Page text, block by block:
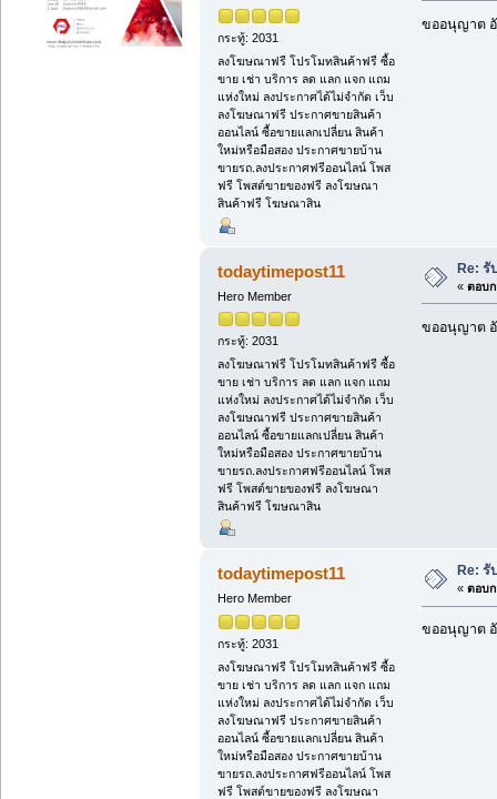
กระทู้: 2031
ลงโฆษณาฟรี โปรโมทสินค้าฟรี ซื้อ
ขาย เช่า บริการ ลด แลก แจก แถม
แห่งใหม่ ลงประกาศได้ไม่จำกัด เว็บ
ลงโฆษณาฟรี ประกาศขายสินค้า
ออนไลน์ ซื้อขายแลกเปลี่ยน สินค้า
ใหม่หรือมือสอง ประกาศขายบ้าน
ขายรถ.ลงประกาศฟรีออนไลน์ โพส
ฟรี โพสต์ขายของฟรี ลงโฆษณา
สินค้าฟรี โฆษณาสิน
ขออนุญาต
todaytimepost11
Hero Member
กระทู้: 2031
ลงโฆษณาฟรี โปรโมทสินค้าฟรี ซื้อ
ขาย เช่า บริการ ลด แลก แจก แถม
แห่งใหม่ ลงประกาศได้ไม่จำกัด เว็บ
ลงโฆษณาฟรี ประกาศขายสินค้า
ออนไลน์ ซื้อขายแลกเปลี่ยน สินค้า
ใหม่หรือมือสอง ประกาศขายบ้าน
ขายรถ.ลงประกาศฟรีออนไลน์ โพส
ฟรี โพสต์ขายของฟรี ลงโฆษณา
สินค้าฟรี โฆษณาสิน
Re: รั
« ตอบก
ขออนุญาต
todaytimepost11
Hero Member
กระทู้: 2031
ลงโฆษณาฟรี โปรโมทสินค้าฟรี ซื้อ
ขาย เช่า บริการ ลด แลก แจก แถม
แห่งใหม่ ลงประกาศได้ไม่จำกัด เว็บ
ลงโฆษณาฟรี ประกาศขายสินค้า
ออนไลน์ ซื้อขายแลกเปลี่ยน สินค้า
ใหม่หรือมือสอง ประกาศขายบ้าน
ขายรถ.ลงประกาศฟรีออนไลน์ โพส
ฟรี โพสต์ขายของฟรี ลงโฆษณา
Re:
« ตอบก
ขออนุญาต